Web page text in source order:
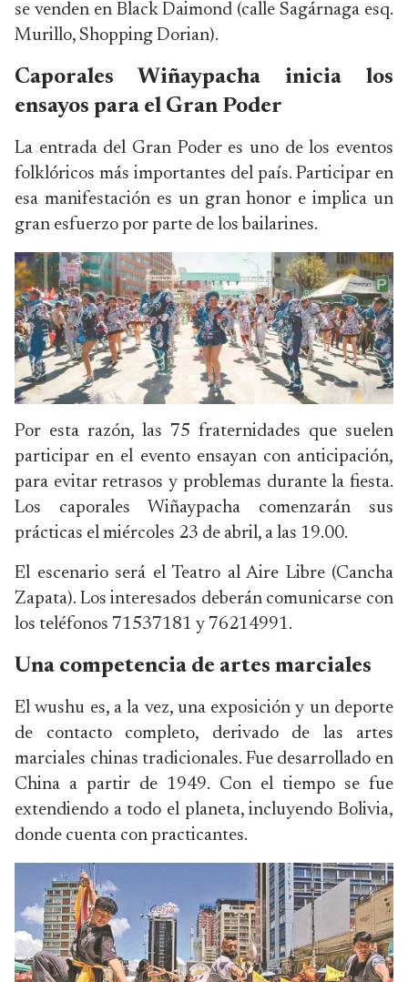
se venden en Black Daimond (calle Sagárnaga esq.
Murillo, Shopping Dorian).
Caporales Wiñaypacha inicia los
ensayos para el Gran Poder
La entrada del Gran Poder es uno de los eventos
folklóricos más importantes del país. Participar en
esa manifestación es un gran honor e implica un
gran esfuerzo por parte de los bailarines.
Por esta razón, las 75 fraternidades que suelen
participar en el evento ensayan con anticipación,
para evitar retrasos y problemas durante la fiesta.
Los caporales Wiñaypacha comenzarán sus
prácticas el miércoles 23 de abril, a las 19.00.
El escenario será el Teatro al Aire Libre (Cancha
Zapata). Los interesados deberán comunicarse con
los teléfonos 71537181 y 76214991.
Una competencia de artes marciales
El wushu es, a la vez, una exposición y un deporte
de contacto completo, derivado de las artes
marciales chinas tradicionales. Fue desarrollado en
China a partir de 1949. Con el tiempo se fue
extendiendo a todo el planeta, incluyendo Bolivia,
donde cuenta con practicantes.